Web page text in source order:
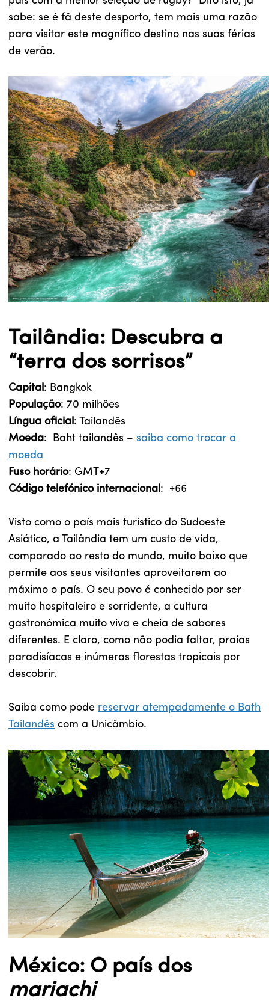
sabe: se é fã deste desporto, tem mais uma razão
para visitar este magnífico destino nas suas férias
de verão.
Tailândia: Descubra a
“terra dos sorrisos”
Capital : Bangkok
População: 70 milhões
Língua oficial : Tailandês
Moeda: Baht tailandês – saiba como trocar a
moeda
Fuso horário: GMT+7
Código telefónico internacional : +66
Visto como o país mais turístico do Sudoeste
Asiático, a Tailândia tem um custo de vida,
comparado ao resto do mundo, muito baixo que
permite aos seus visitantes aproveitarem ao
máximo o país. O seu povo é conhecido por ser
muito hospitaleiro e sorridente, a cultura
gastronómica muito viva e cheia de sabores
diferentes. E claro, como não podia faltar, praias
paradisíacas e inúmeras florestas tropicais por
descobrir.
Saiba como pode reservar atempadamente o Bath
Tailandês com a Unicâmbio.
México: O país dos
mariachi